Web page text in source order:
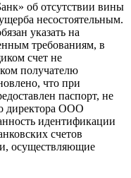
об отсутствии вины
несостоятельным.
указать на
требованиям, в
счет не
получателю
что при
паспорт, не
директора ООО
идентификации
счетов
осуществляющие